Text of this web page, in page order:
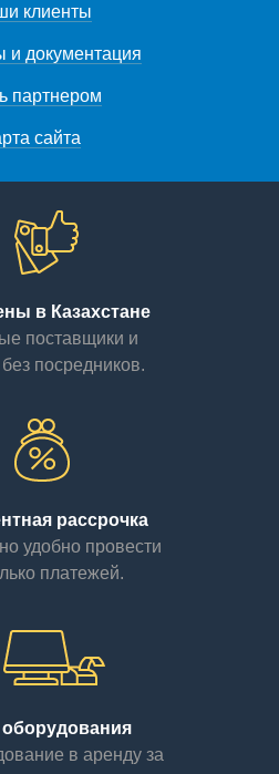
клиенты
и документация
партнером
сайта
в Казахстане
поставщики и
посредников.
рассрочка
удобно провести
платежей.
в аренду за